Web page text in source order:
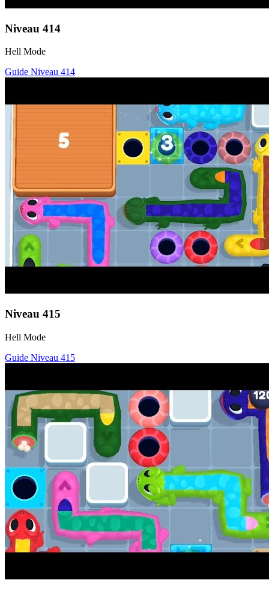
Niveau 414
Hell Mode
Guide Niveau 414
Niveau 415
Hell Mode
Guide Niveau 415